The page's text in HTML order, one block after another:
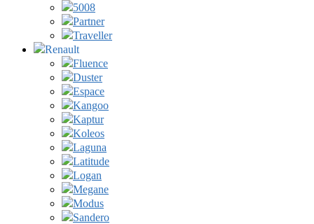
5008
Partner
Traveller
Renault
Fluence
Duster
Espace
Kangoo
Kaptur
Koleos
Laguna
Latitude
Logan
Megane
Modus
Sandero